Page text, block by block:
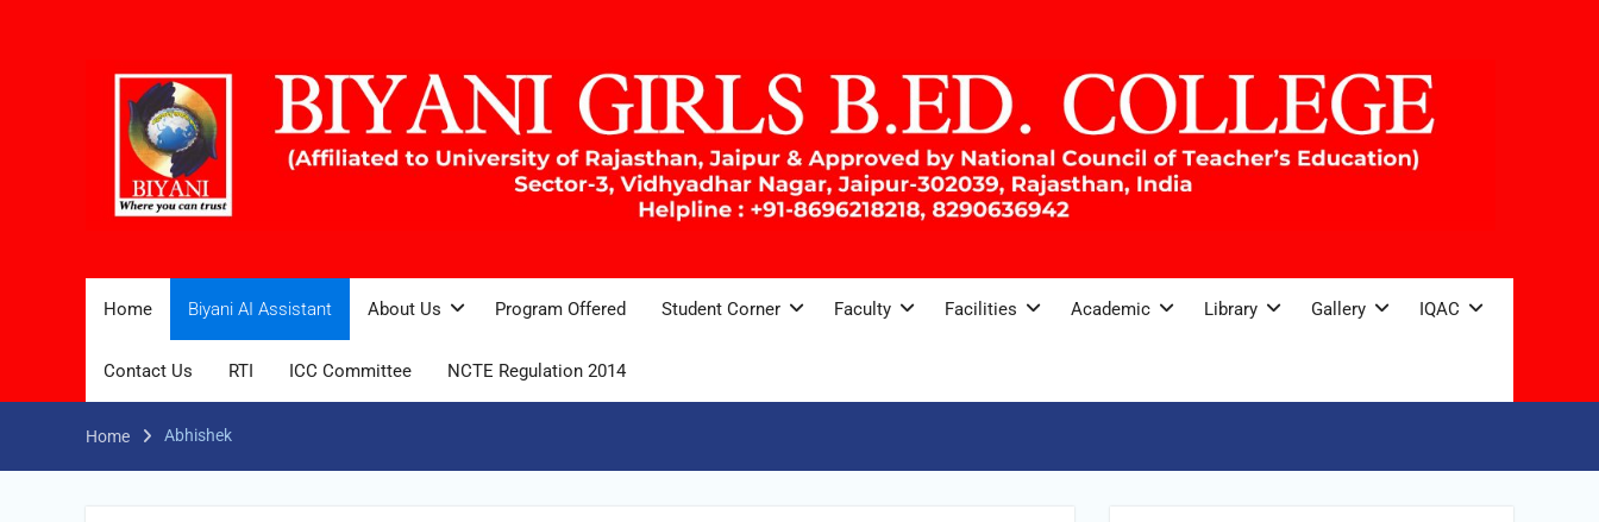
Home Biyani AI Assistant About Us Program Offered Student Corner Faculty Facilities Academic Library Gallery IQAC
Contact Us RTI ICC Committee NCTE Regulation 2014
Home Abhishek